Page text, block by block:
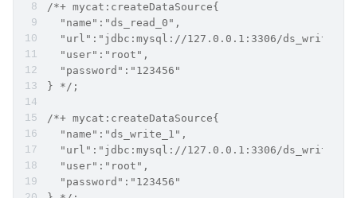
/*+ mycat:createDataSource{
  "name":"ds_read_0",
"url":"jdbc:mysql://127.0.0.1:3306/
  "user":"root",
  "password":"123456"
} */;
/*+ mycat:createDataSource{
  "name":"ds_write_1",
"url":"jdbc:mysql://127.0.0.1:3306/
  "user":"root",
  "password":"123456"